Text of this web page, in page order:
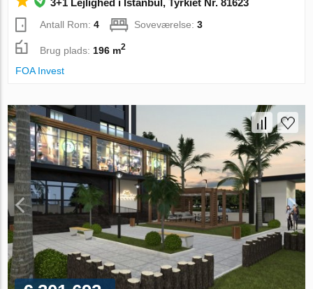
3+1 Lejlighed i Istanbul, Tyrkiet Nr. 81623
Antall Rom:4 Soveværelse:3
Brug plads: 196 m2
FOA Invest